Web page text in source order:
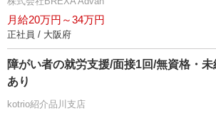
月給20万円～34万円
正社員 / 大阪府
障がい者の就労支援/面接1回/無資格・
あり
kotrio紹介品川支店